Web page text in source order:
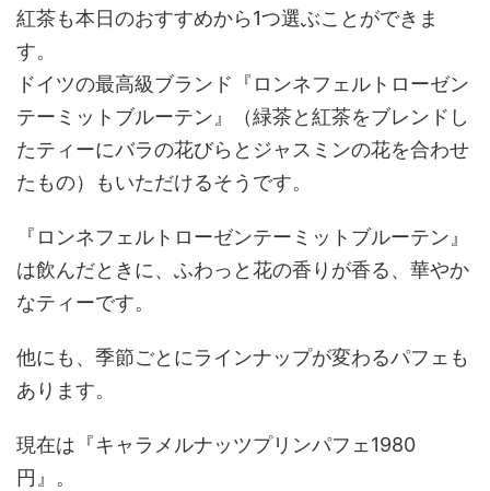
紅茶も本日のおすすめから1つ選ぶことができま
す。
ドイツの最高級ブランド『ロンネフェルトローゼン
テーミットブルーテン』（緑茶と紅茶をブレンドし
たティーにバラの花びらとジャスミンの花を合わせ
たもの）もいただけるそうです。
『ロンネフェルトローゼンテーミットブルーテン』
は飲んだときに、ふわっと花の香りが香る、華やか
なティーです。
他にも、季節ごとにラインナップが変わるパフェも
あります。
現在は『キャラメルナッツプリンパフェ1980
円』。